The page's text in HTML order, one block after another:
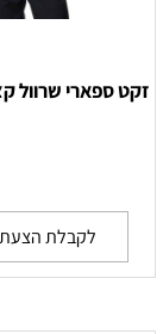
זקט ספארי שרוול
לקבלת